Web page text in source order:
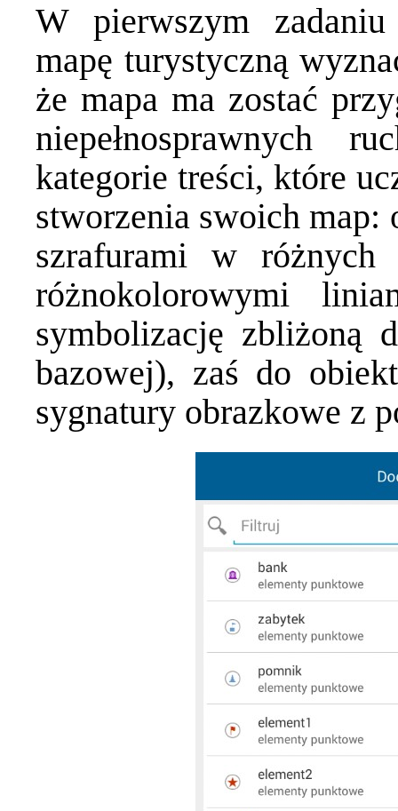
W pierwszym
mapę turystyczną
że mapa ma zostać
niepełnosprawnych
kategorie treści, które
stworzenia swoich
szrafurami w
różnokolorowymi
symbolizację zbliżoną
bazowej), zaś do
sygnatury obrazkowe z